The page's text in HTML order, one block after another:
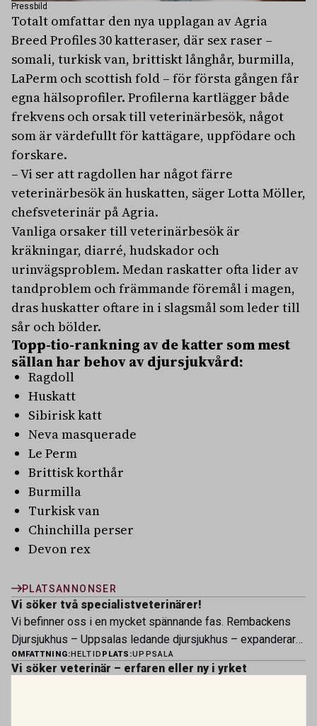
Pressbild
Totalt omfattar den nya upplagan av Agria
Breed Profiles 30 katteraser, där sex raser –
somali, turkisk van, brittiskt långhår, burmilla,
LaPerm och scottish fold – för första gången får
egna hälsoprofiler. Profilerna kartlägger både
frekvens och orsak till veterinärbesök, något
som är värdefullt för kattägare, uppfödare och
forskare.
– Vi ser att ragdollen har något färre
veterinärbesök än huskatten, säger Lotta Möller,
chefsveterinär på Agria.
Vanliga orsaker till veterinärbesök är
kräkningar, diarré, hudskador och
urinvägsproblem. Medan raskatter ofta lider av
tandproblem och främmande föremål i magen,
dras huskatter oftare in i slagsmål som leder till
sår och bölder.
Topp-tio-rankning av de katter som mest
sällan har behov av djursjukvård:
Ragdoll
Huskatt
Sibirisk katt
Neva masquerade
Le Perm
Brittisk korthår
Burmilla
Turkisk van
Chinchilla perser
Devon rex
PLATSANNONSER
Vi söker två specialistveterinärer!
Vi befinner oss i en mycket spännande fas. Rembackens
Djursjukhus – Uppsalas ledande djursjukhus – expanderar
nu sin specialistverksamhet och söker legitimerade
veterinärer med specialistkompetens som vill vara med
OMFATTNING:HELTID PLATS:UPPSALA
Vi söker veterinär – erfaren eller ny i yrket